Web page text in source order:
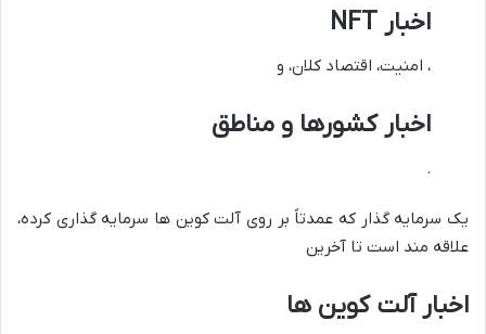
اخبار NFT
، امنیت، اقتصاد کلان، و
اخبار کشورها و مناطق
.
یک سرمایه گذار که عمدتاً بر روی آلت کوین ها سرمایه گذاری کرده،
علاقه مند است تا آخرین
اخبار آلت کوین ها